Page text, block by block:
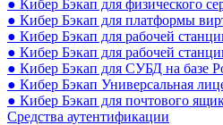
● Кибер Бэкап для физического
● Кибер Бэкап для платформы
● Кибер Бэкап для рабочей
● Кибер Бэкап для рабочей
● Кибер Бэкап для СУБД на базе
● Кибер Бэкап Универсальная
● Кибер Бэкап для почтового
Средства аутентификации